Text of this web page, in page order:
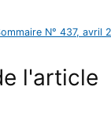
N° 437, avril
l'article